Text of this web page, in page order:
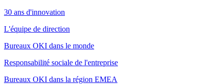
30 ans d'innovation
L'équipe de direction
Bureaux OKI dans le monde
Responsabilité sociale de l'entreprise
Bureaux OKI dans la région EMEA